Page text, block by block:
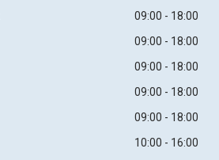
09:00
18:00
09:00
18:00
09:00
18:00
09:00
18:00
09:00
18:00
10:00
16:00